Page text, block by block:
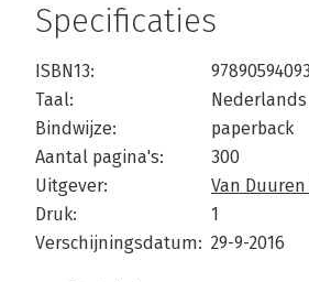
Specificaties
ISBN13:
Taal:
Nederlands
Bindwijze:
paperback
Aantal pagina's:
300
Uitgever:
Van
Druk:
1
Verschijningsdatum: 29-9-2016